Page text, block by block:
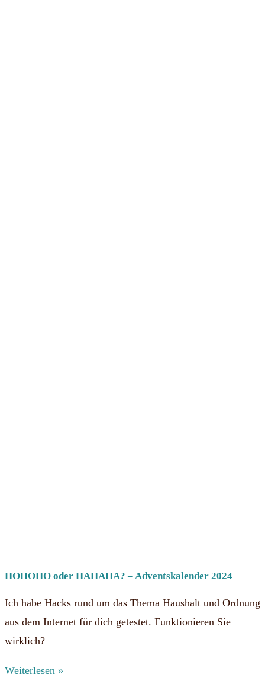
HOHOHO oder HAHAHA? – Adventskalender 2024
Ich habe Hacks rund um das Thema Haushalt und Ordnung
aus dem Internet für dich getestet. Funktionieren Sie
wirklich?
Weiterlesen »